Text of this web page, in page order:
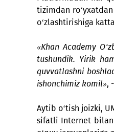
Bundan
yoshlarning
Platformadan
tizimdan
o‘zlashtirishiga
tushundik. Yirik
quvvatlashni